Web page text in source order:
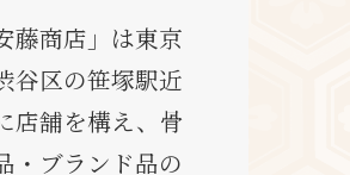
藤商店」は東京
谷区の笹塚駅近
店舗を構え、骨
・ブランド品の